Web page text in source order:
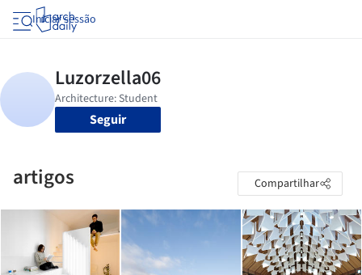
Iniciar sessão
Seguir
artigos Compartilhar